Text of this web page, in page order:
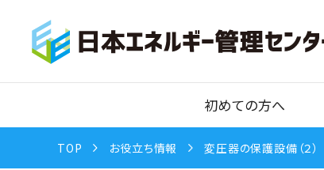
初めての方へ
TOP お役立ち情報 変圧器の保護設備（２）